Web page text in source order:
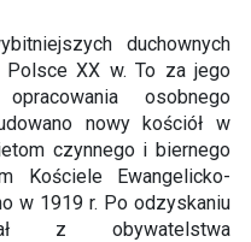
duchownych
Polsce XX w. To za jego
osobnego
nowy kościół w
czynnego i biernego
Kościele Ewangelicko-
w 1919 r. Po odzyskaniu
z obywatelstwa